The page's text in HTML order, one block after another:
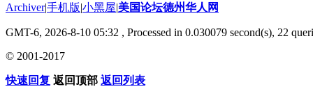
Archiver|手机版|小黑屋|美国论坛德州华人网
GMT-6, 2026-8-10 05:32 , Processed in 0.030079 second(s), 22
© 2001-2017
快速回复 返回顶部 返回列表